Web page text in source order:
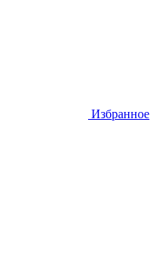
Избранное